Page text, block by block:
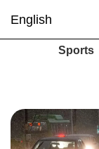
English
Sports